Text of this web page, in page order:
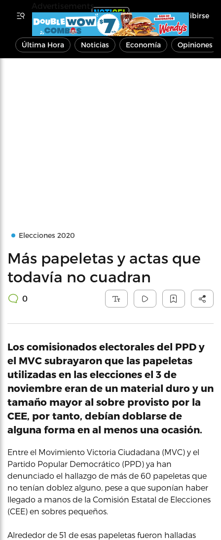
Inscribirse
Última Hora Noticias Economía Opiniones
Elecciones 2020
Más papeletas y actas que
todavía no cuadran
0
Los comisionados electorales del PPD y
el MVC subrayaron que las papeletas
utilizadas en las elecciones el 3 de
noviembre eran de un material duro y un
tamaño mayor al sobre provisto por la
CEE, por tanto, debían doblarse de
alguna forma en al menos una ocasión.
Entre el Movimiento Victoria Ciudadana (MVC) y el
Partido Popular Democrático (PPD) ya han
denunciado el hallazgo de más de 60 papeletas que
no tenían doblez alguno, pese a que suponían haber
llegado a manos de la Comisión Estatal de Elecciones
(CEE) en sobres pequeños.
Alrededor de 51 de esas papeletas fueron halladas
Advertisements